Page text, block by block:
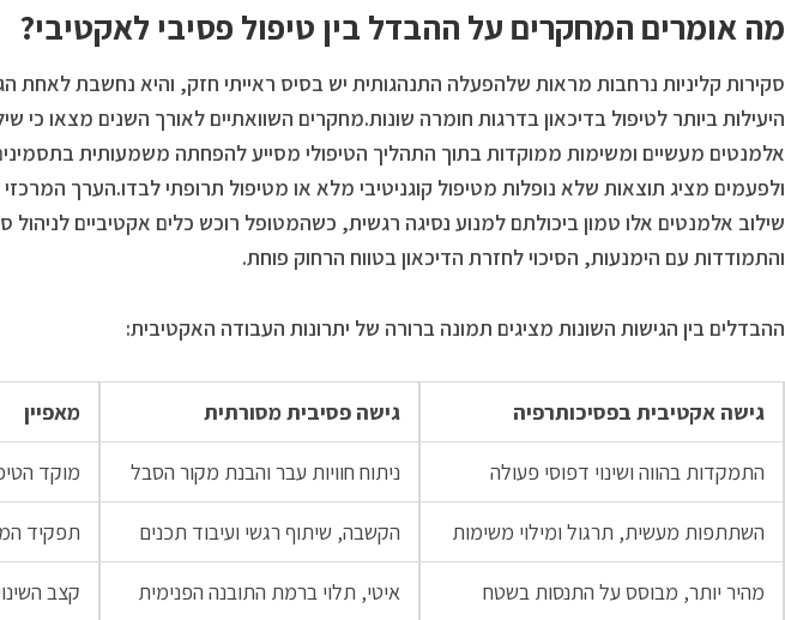
מה אומרים המחקרים על ההבדל בין טיפול פסיבי לאקטיבי?
סקירות קליניות נרחבות מראות שלהפעלה התנהגותית יש בסיס ראייתי חזק, והיא נחשבת לאחת
היעילות ביותר לטיפול בדיכאון בדרגות חומרה שונות.מחקרים השוואתיים לאורך השנים מצאו כי
אלמנטים מעשיים ומשימות ממוקדות בתוך התהליך הטיפולי מסייע להפחתה משמעותית
ולפעמים מציג תוצאות שלא נופלות מטיפול קוגניטיבי מלא או מטיפול תרופתי לבדו.הערך
שילוב אלמנטים אלו טמון ביכולתם למנוע נסיגה רגשית, כשהמטופל רוכש כלים אקטיביים לניהול
והתמודדות עם הימנעות, הסיכוי לחזרת הדיכאון בטווח הרחוק פוחת.
ההבדלים בין הגישות השונות מציגים תמונה ברורה של יתרונות העבודה האקטיבית:
גישה אקטיבית בפסיכותרפיה גישה פסיבית מסורתית מאפיין
התמקדות בהווה ושינוי דפוסי פעולה ניתוח חוויות עבר והבנת מקור הסבל מוקד
השתתפות מעשית, תרגול ומילוי משימות הקשבה, שיתוף רגשי ועיבוד תכנים תפקיד
מהיר יותר, מבוסס על התנסות בשטח איטי, תלוי ברמת התובנה הפנימית קצב